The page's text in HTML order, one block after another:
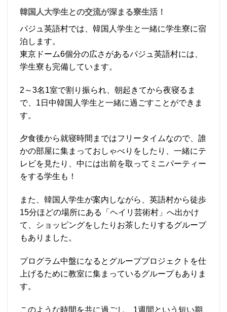
韓国人大学生との交流が深まる寮生活！
パジュ英語村では、韓国人学生と一緒に学生寮に宿
泊します。
東京ドーム6個分の広さがあるパジュ英語村には、
学生寮も完備しています。
2～3名1室で割り振られ、朝起きてから夜寝るま
で、1日中韓国人学生と一緒に過ごすことができま
す。
夕食後から就寝時間まではフリータイムなので、誰
かの部屋に集まっておしゃべりをしたり、一緒にテ
レビを見たり、中には出前を取ってミニパーティー
をする学生も！
また、韓国人学生が案内しながら、英語村から徒歩
15分ほどの場所にある「ヘイリ芸術村」へ出かけ
て、ショッピングをしたりお茶したりするグループ
もありました。
プログラム中盤になるとグループプロジェクトを仕
上げるために教室に集まっているグループもありま
す。
このような時間を共に過ごし、1週間という短い期